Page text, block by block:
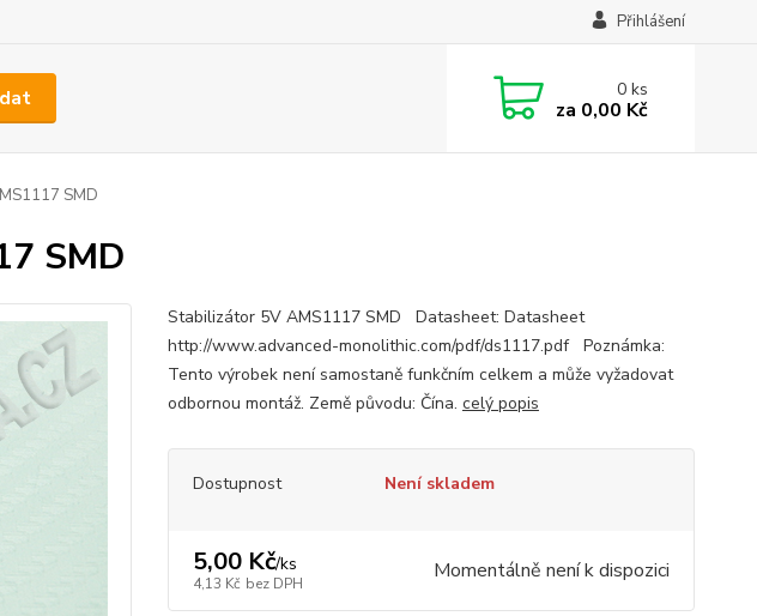
Přihlášení
0ks
za 0,00 Kč
SMD
SMD
Stabilizátor 5V AMS1117 SMD Datasheet: Datasheet
http://www.advanced-monolithic.com/pdf/ds1117.pdf Poznámka:
Tento výrobek není samostaně funkčním celkem a může vyžadovat
odbornou montáž. Země původu: Čína. celý popis
Dostupnost Není skladem
5,00 Kč/ks
4,13 Kč bez DPH Momentálně není k dispozici